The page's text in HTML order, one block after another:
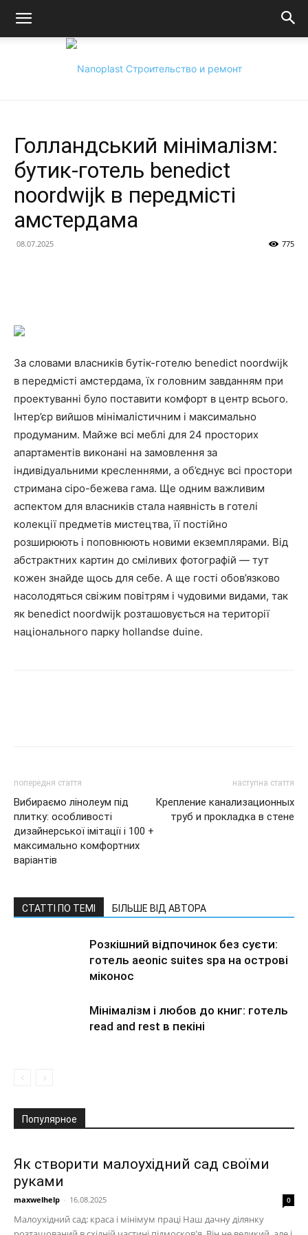
Технології,
поради
для
дому
Голландський мінімалізм:
бутик-готель benedict
noordwijk в передмісті
амстердама
08.07.2025 775
За словами власників бутік-готелю benedict noordwijk
в передмісті амстердама, їх головним завданням при
проектуванні було поставити комфорт в центр всього.
Інтер’єр вийшов мінімалістичним і максимально
продуманим. Майже всі меблі для 24 просторих
апартаментів виконані на замовлення за
індивідуальними кресленнями, а об’єднує всі простори
стримана сіро-бежева гама. Ще одним важливим
аспектом для власників стала наявність в готелі
колекції предметів мистецтва, її постійно
розширюють і поповнюють новими екземплярами. Від
абстрактних картин до сміливих фотографій — тут
кожен знайде щось для себе. А ще гості обов’язково
насолодяться свіжим повітрям і чудовими видами, так
як benedict noordwijk розташовується на території
національного парку hollandse duine.
попередня стаття
Вибираємо лінолеум під
плитку: особливості
дизайнерської імітації і 100 +
максимально комфортних
варіантів
наступна стаття
Крепление канализационных
труб и прокладка в стене
СТАТТІ ПО ТЕМІ БІЛЬШЕ ВІД АВТОРА
Розкішний відпочинок без суєти:
готель aeonic suites spa на острові
міконос
Мінімалізм і любов до книг: готель
read and rest в пекіні
Популярное
Як створити малоухідний сад своїми
руками
maxwelhelp - 16.08.2025 0
Малоухідний сад: краса і мінімум праці Наш дачну ділянку